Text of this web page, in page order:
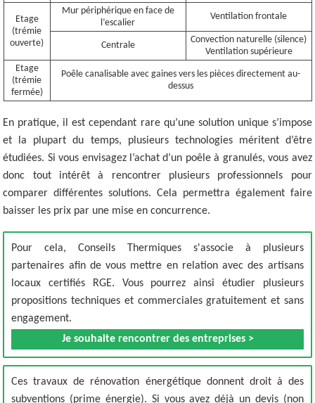
Etage
(trémie
ouverte)
Mur périphérique en face de
l’escalier
Ventilation frontale
Centrale
Convection naturelle (silence)
Ventilation supérieure
Etage
(trémie
fermée)
Poêle canalisable avec gaines vers les pièces directement au-
dessus
En pratique, il est cependant rare qu’une solution unique s’impose
et la plupart du temps, plusieurs technologies méritent d’être
étudiées. Si vous envisagez l’achat d’un poêle à granulés, vous avez
donc tout intérêt à rencontrer plusieurs professionnels pour
comparer différentes solutions. Cela permettra également faire
baisser les prix par une mise en concurrence.
Pour cela, Conseils Thermiques s'associe à plusieurs
partenaires afin de vous mettre en relation avec des artisans
locaux certifiés RGE. Vous pourrez ainsi étudier plusieurs
propositions techniques et commerciales gratuitement et sans
engagement.
Je souhaite rencontrer des entreprises >
Ces travaux de rénovation énergétique donnent droit à des
subventions (prime énergie). Si vous avez déjà un devis (non